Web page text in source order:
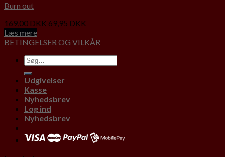
Burn out
169,00DKK 69,95 DKK
Læs mere
BETINGELSER OG VILKÅR
Udgivelser
Kasse
Nyhedsbrev
Log ind
Nyhedsbrev